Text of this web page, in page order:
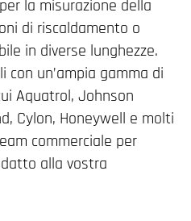
la misurazione della
di riscaldamento o
in diverse lunghezze.
un’ampia gamma di
Aquatrol, Johnson
Cylon, Honeywell e molti
commerciale per
alla vostra